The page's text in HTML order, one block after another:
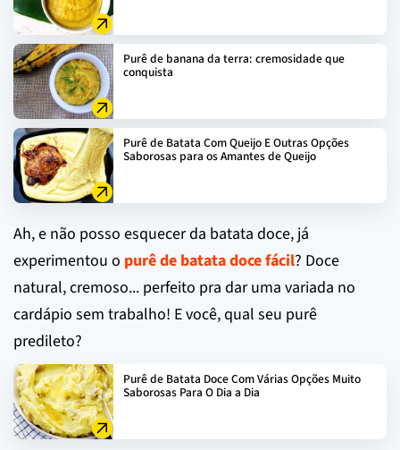
Purê de banana da terra: cremosidade que
conquista
Purê de Batata Com Queijo E Outras Opções
Saborosas para os Amantes de Queijo
Ah, e não posso esquecer da batata doce, já
experimentou o purê de batata doce fácil? Doce
natural, cremoso... perfeito pra dar uma variada no
cardápio sem trabalho! E você, qual seu purê
predileto?
Purê de Batata Doce Com Várias Opções Muito
Saborosas Para O Dia a Dia